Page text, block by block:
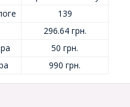
139
296.64 грн.
50 грн.
990 грн.